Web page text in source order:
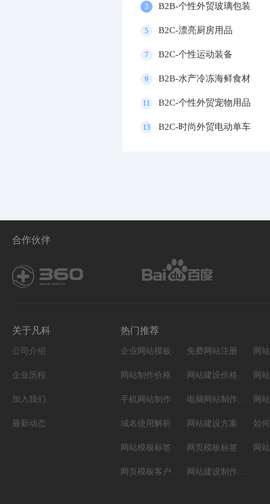
3 B2B-个性外贸玻璃包装
5 B2C-漂亮厨房用品
7 B2C-个性运动装备
9 B2B-水产冷冻海鲜食材
11 B2C-个性外贸宠物用品
13 B2C-时尚外贸电动单车
合作伙伴
关于凡科
公司介绍
企业历程
加入我们
最新动态
热门推荐
企业网站模板 免费网站注册 网
网站制作价格 网站建设价格 网
手机网站制作 电脑网站制作设计 网
域名使用解析 网站建设方案 如
网站模板标签 网页模板标签
网页模板客户案例 网站建设制作知识